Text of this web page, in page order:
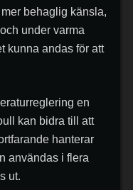
behaglig känsla,
under varma
kunna andas för att
en
kan bidra till att
hanterar
användas i flera
ut.